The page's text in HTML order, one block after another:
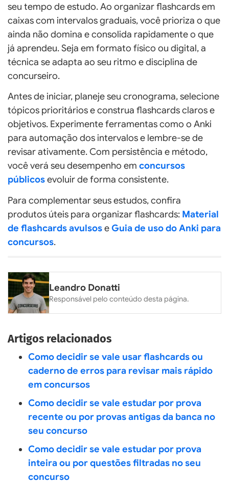
seu tempo de estudo. Ao organizar flashcards em
caixas com intervalos graduais, você prioriza o que
ainda não domina e consolida rapidamente o que
já aprendeu. Seja em formato físico ou digital, a
técnica se adapta ao seu ritmo e disciplina de
concurseiro.
Antes de iniciar, planeje seu cronograma, selecione
tópicos prioritários e construa flashcards claros e
objetivos. Experimente ferramentas como o Anki
para automação dos intervalos e lembre-se de
revisar ativamente. Com persistência e método,
você verá seu desempenho em concursos
públicosevoluir de forma consistente.
Para complementar seus estudos, confira
produtos úteis para organizar flashcards: Material
de flashcards avulsoseGuia de uso do Anki para
concursos.
Leandro Donatti
Responsável pelo conteúdo desta página.
Artigos relacionados
Como decidir se vale usar flashcards ou
caderno de erros para revisar mais rápido
em concursos
Como decidir se vale estudar por prova
recente ou por provas antigas da banca no
seu concurso
Como decidir se vale estudar por prova
inteira ou por questões filtradas no seu
concurso